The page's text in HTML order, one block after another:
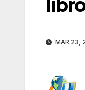
MAR 23,